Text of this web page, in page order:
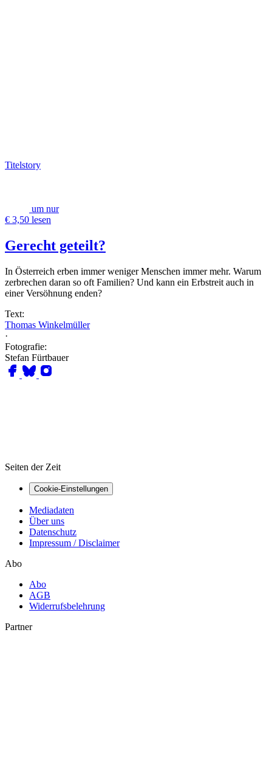
Titelstory
um nur
€ 3,50 lesen
Gerecht geteilt?
In Österreich erben immer weniger Menschen immer mehr. Warum
zerbrechen daran so oft Familien? Und kann ein Erbstreit auch in
einer Versöhnung enden?
Text:
Thomas Winkelmüller
·
Fotografie:
Stefan Fürtbauer
Seiten der Zeit
Cookie-Einstellungen
Mediadaten
Über uns
Datenschutz
Impressum / Disclaimer
Abo
Abo
AGB
Widerrufsbelehrung
Partner